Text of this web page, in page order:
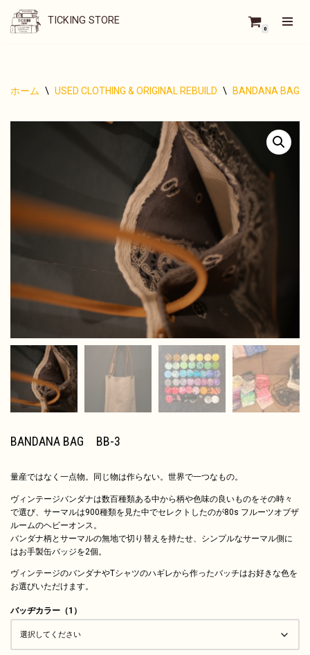
コ
ツ
TICKING STORE
0
ホーム \ USED CLOTHING & ORIGINAL REBUILD \ BANDANA BAG
BANDANA BAG BB-3
量産ではなく一点物。同じ物は作らない。世界で一つなもの。
ヴィンテージバンダナは数百種類ある中から柄や色味の良いものをその時々
で選び、サーマルは900種類を見た中でセレクトしたのが80s フルーツオブザ
ルームのヘビーオンス。
バンダナ柄とサーマルの無地で切り替えを持たせ、シンプルなサーマル側に
はお手製缶バッジを2個。
ヴィンテージのバンダナやTシャツのハギレから作ったバッチはお好きな色を
お選びいただけます。
バッヂカラー（1）